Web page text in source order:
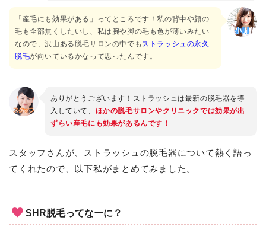
「産毛にも効果がある」ってところです！私の背中や顔の
毛も全部無くしたいし、私は腕や脚の毛も色が薄いみたい
なので、沢山ある脱毛サロンの中でも ストラッシュの永久
脱毛が向いているかなって思ったんです。
ありがとうございます！ストラッシュは最新の脱毛器を導
入していて、 ほかの脱毛サロンやクリニックでは効果が出
ずらい産毛にも効果があるんです！
スタッフさんが、ストラッシュの脱毛器について熱く語っ
てくれたので、以下私がまとめてみました。
SHR脱毛ってなーに？